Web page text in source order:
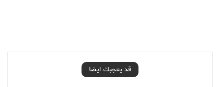
قد يعجبك ايضا